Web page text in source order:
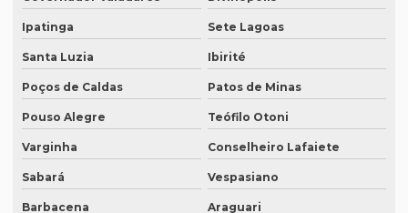
Empresa de tradução juramentada
Empresa de tradução juramentada para diplomas
Empresa de tradução juramentada para diplomas em brasília
Empresa de tradução juramentada para diplomas em porto
alegre
Empresa de tradução juramentada em inglês
Ipatinga Sete Lagoas
Santa Luzia Ibirité
Poços de Caldas Patos de Minas
Pouso Alegre Teófilo Otoni
Varginha Conselheiro Lafaiete
Sabará Vespasiano
Barbacena Araguari